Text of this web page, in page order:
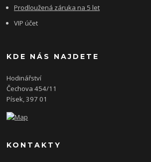
Prodloužená záruka na 5 let
VIP účet
KDE NÁS NAJDETE
Hodinářství
Čechova 454/11
Písek, 397 01
KONTAKTY